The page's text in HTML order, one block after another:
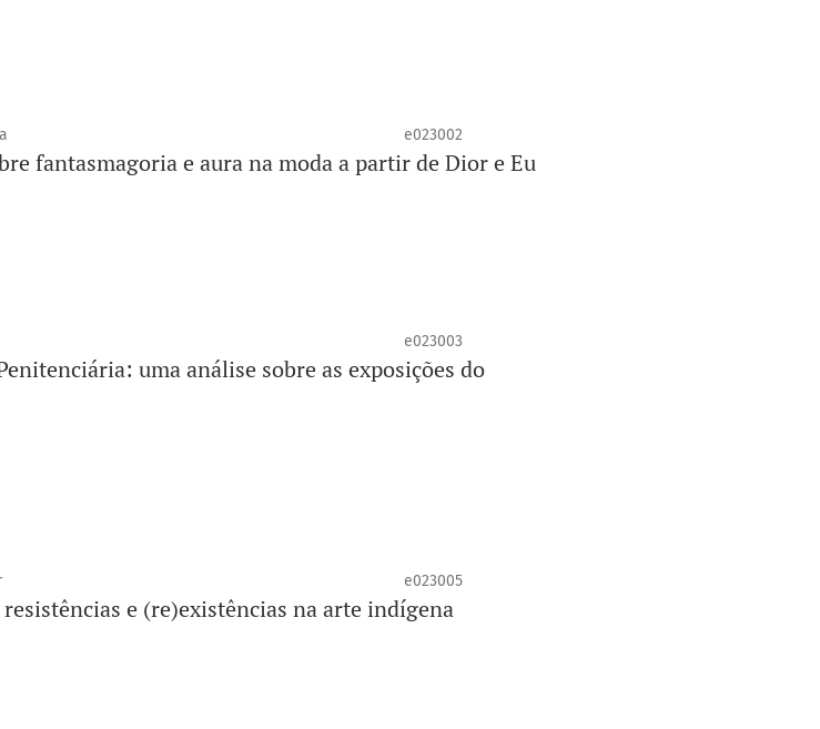
e023002
fantasmagoria e aura na moda a partir de Dior e Eu
e023003
uma análise sobre as exposições do
e023005
e (re)existências na arte indígena